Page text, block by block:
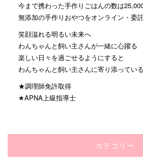
今まで携わった手作りごはんの数は
無添加の手作りおやつをオンライン・委
笑顔溢れる明るい未来へ
わんちゃんと飼い主さんが一緒に心躍る
楽しい日々を過ごせるようにすると
わんちゃんと飼い主さんに寄り添っている
★調理師免許取得
★APNA上級指導士
カテゴリー